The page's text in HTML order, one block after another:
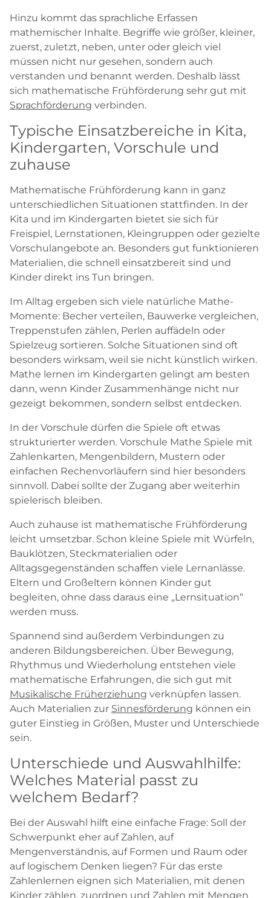
Hinzu kommt das sprachliche Erfassen
mathemischer Inhalte. Begriffe wie größer, kleiner,
zuerst, zuletzt, neben, unter oder gleich viel
müssen nicht nur gesehen, sondern auch
verstanden und benannt werden. Deshalb lässt
sich mathematische Frühförderung sehr gut mit
Sprachförderung verbinden.
Typische Einsatzbereiche in Kita,
Kindergarten, Vorschule und
zuhause
Mathematische Frühförderung kann in ganz
unterschiedlichen Situationen stattfinden. In der
Kita und im Kindergarten bietet sie sich für
Freispiel, Lernstationen, Kleingruppen oder gezielte
Vorschulangebote an. Besonders gut funktionieren
Materialien, die schnell einsatzbereit sind und
Kinder direkt ins Tun bringen.
Im Alltag ergeben sich viele natürliche Mathe-
Momente: Becher verteilen, Bauwerke vergleichen,
Treppenstufen zählen, Perlen auffädeln oder
Spielzeug sortieren. Solche Situationen sind oft
besonders wirksam, weil sie nicht künstlich wirken.
Mathe lernen im Kindergarten gelingt am besten
dann, wenn Kinder Zusammenhänge nicht nur
gezeigt bekommen, sondern selbst entdecken.
In der Vorschule dürfen die Spiele oft etwas
strukturierter werden. Vorschule Mathe Spiele mit
Zahlenkarten, Mengenbildern, Mustern oder
einfachen Rechenvorläufern sind hier besonders
sinnvoll. Dabei sollte der Zugang aber weiterhin
spielerisch bleiben.
Auch zuhause ist mathematische Frühförderung
leicht umsetzbar. Schon kleine Spiele mit Würfeln,
Bauklötzen, Steckmaterialien oder
Alltagsgegenständen schaffen viele Lernanlässe.
Eltern und Großeltern können Kinder gut
begleiten, ohne dass daraus eine „Lernsituation“
werden muss.
Spannend sind außerdem Verbindungen zu
anderen Bildungsbereichen. Über Bewegung,
Rhythmus und Wiederholung entstehen viele
mathematische Erfahrungen, die sich gut mit
Musikalische Früherziehung verknüpfen lassen.
Auch Materialien zur Sinnesförderung können ein
guter Einstieg in Größen, Muster und Unterschiede
sein.
Unterschiede und Auswahlhilfe:
Welches Material passt zu
welchem Bedarf?
Bei der Auswahl hilft eine einfache Frage: Soll der
Schwerpunkt eher auf Zahlen, auf
Mengenverständnis, auf Formen und Raum oder
auf logischem Denken liegen? Für das erste
Zahlenlernen eignen sich Materialien, mit denen
Kinder zählen, zuordnen und Zahlen mit Mengen